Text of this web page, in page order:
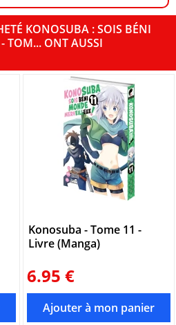
KONOSUBA : SOIS BÉNI
TOM... ONT AUSSI
Konosuba - Tome 11 -
Livre (Manga)
6.95 €